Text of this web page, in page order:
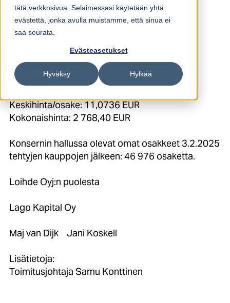
tätä verkkosivua. Selaimessasi käytetään yhtä
evästettä, jonka avulla muistamme, että sinua ei
saa seurata.
Evästeasetukset
Hyväksy Hylkää
Helsingin Pörssi
Päivämäärä: 3.2.2025
Pörssikauppa: OSTO
Osakelaji: LOIHDE
Keskihinta/osake: 11,0736 EUR
Kokonaishinta: 2 768,40 EUR
Konsernin hallussa olevat omat osakkeet 3.2.2025
tehtyjen kauppojen jälkeen: 46 976 osaketta.
Loihde Oyj:n puolesta
Lago Kapital Oy
Maj van Dijk Jani Koskell
Lisätietoja:
Toimitusjohtaja Samu Konttinen